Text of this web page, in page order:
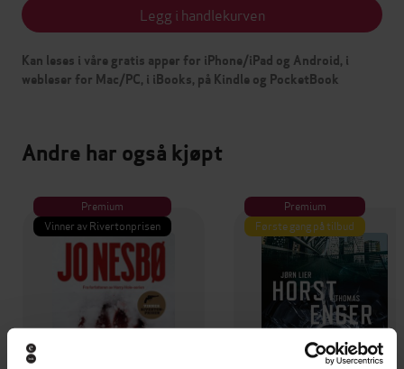
Legg i handlekurven
Kan leses i våre gratis apper for iPhone/iPad og Android, i
webleser for Mac/PC, i iBooks, på Kindle og PocketBook
Andre har også kjøpt
Premium
Vinner av Rivertonprisen
Premium
Første gang på tilbud